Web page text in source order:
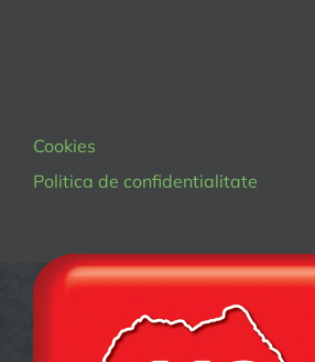
Cookies
Politica de confidentialitate